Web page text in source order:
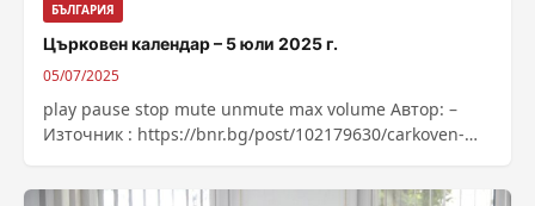
БЪЛГАРИЯ
Църковен календар – 5 юли 2025 г.
05/07/2025
play pause stop mute unmute max volume Автор: –
Източник : https://bnr.bg/post/102179630/carkoven-